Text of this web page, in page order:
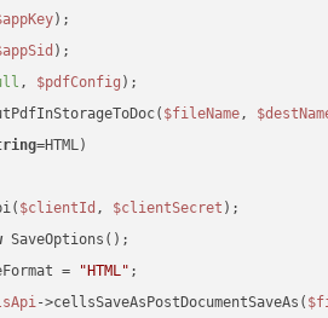
, $pdfConfig
$fileName,
$clientId , $clientSecret
= "HTML"
->cellsSaveAsPostDocumentSaveAs(